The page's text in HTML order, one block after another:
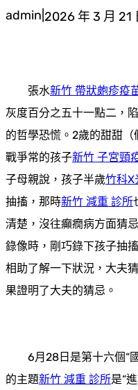
admin 2026 年 3 月 21
張水新竹 帶狀皰疹疫
灰度百分之五十一點二，陷
的哲學恐慌。2歲的甜甜
戰爭常的孩子新竹 子宮頸
子母親說，孩子半歲竹科X
抽搐，那時新竹 減重 診所
清楚，沒往癲癇病方面猜
錄像時，剛巧錄下孩子抽
相助了解一下狀況，大夫
果證明了大夫的猜忌。
6月28日是第十六個“國
的主題新竹 減重 診所是“